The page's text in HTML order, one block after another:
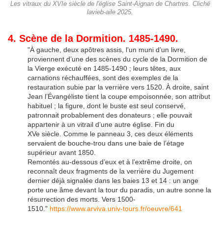
Les vitraux du XVIe siècle de l'église Saint-Aignan de Chartres. Cliché
lavieb-aile 2025.
4. Scène de la Dormition. 1485-1490.
"À gauche, deux apôtres assis, l’un muni d’un livre,
proviennent d’une des scènes du cycle de la Dormition de
la Vierge exécuté en 1485-1490 ; leurs têtes, aux
carnations réchauffées, sont des exemples de la
restauration subie par la verrière vers 1520. À droite, saint
Jean l’Évangéliste tient la coupe empoisonnée, son attribut
habituel ; la figure, dont le buste est seul conservé,
patronnait probablement des donateurs ; elle pouvait
appartenir à un vitrail d’une autre église. Fin du
XVe siècle. Comme le panneau 3, ces deux éléments
servaient de bouche-trou dans une baie de l’étage
supérieur avant 1850.
Remontés au-dessous d’eux et à l’extrême droite, on
reconnaît deux fragments de la verrière du Jugement
dernier déjà signalée dans les baies 13 et 14 : un ange
porte une âme devant la tour du paradis, un autre sonne la
résurrection des morts. Vers 1500-
1510." https://www.arviva.univ-tours.fr/oeuvre/641